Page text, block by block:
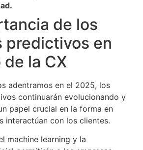
de los
predictivos en
la CX
adentramos en el 2025, los
continuarán evolucionando y
papel crucial en la forma en
interactúan con los clientes.
machine learning y la